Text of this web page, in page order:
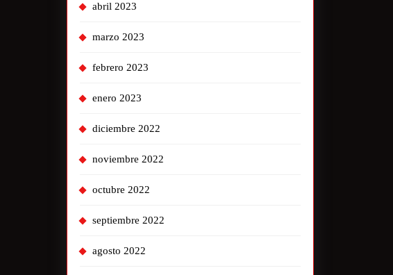
abril 2023
marzo 2023
febrero 2023
enero 2023
diciembre 2022
noviembre 2022
octubre 2022
septiembre 2022
agosto 2022